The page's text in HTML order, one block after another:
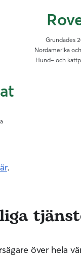
Grundades
Nordamerika
Hund- och
.
över hela